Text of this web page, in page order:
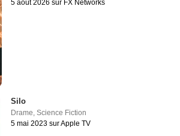
5 août 2026 sur FX Networks
Silo
Drame,Science Fiction
5 mai 2023 sur Apple TV